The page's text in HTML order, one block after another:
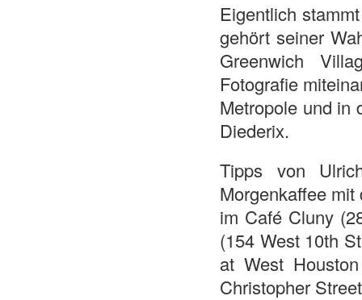
Eigentlich
gehört seiner
Greenwich
Fotografie
Metropole und in
Diederix.
Tipps von
Morgenkaffee
im Café Cluny
(154 West 10th
at West
Christopher